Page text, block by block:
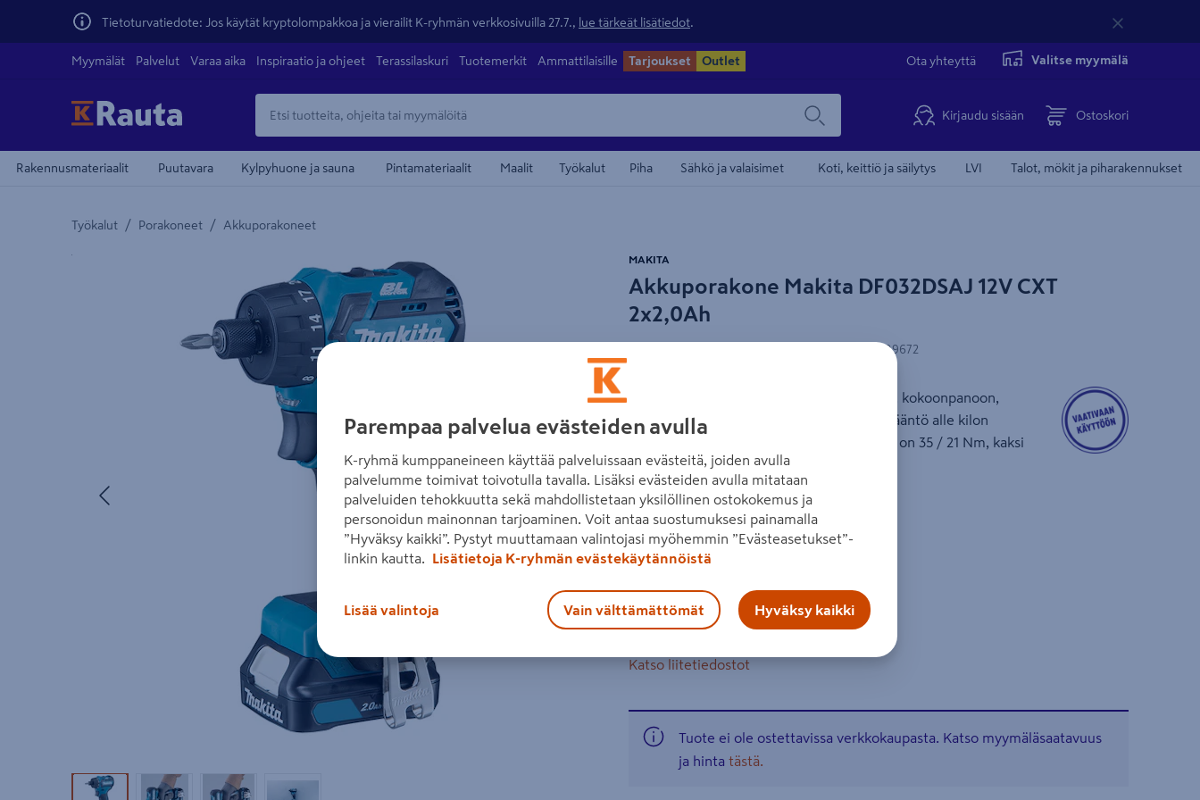
Tietoturvatiedote: Jos käytät kryptolompakkoa ja vierailit K-ryhmän verkkosivuilla 27.7., lue tärkeät lisätiedot
Myymälät Palvelut Varaa aika Inspiraatio ja ohjeet Terassilaskuri Tuotemerkit Ammattilaisille Tarjoukset Outlet Ota yhteyttä Valitse myymälä
Kirjaudu sisään Ostoskori
Rakennusmateriaalit Puutavara Kylpyhuone ja sauna Pintamateriaalit Maalit Työkalut Piha Sähkö ja valaisimet Koti, keittiö ja säilytys LVI Talot, mökit ja piharakennukset
Työkalut / Porakoneet / Akkuporakoneet
Yksityiskohtainen kuvaus löytyy Tuotteen kuvaus -maamerkistä
Seuraava
Akkuporakone Makita DF032DSAJ 12V CXT
2x2,0Ah
MAKITA
88381809672
Kompakti hiiliharjaton ruuvinväännin esim. kokoonpanoon,
asentajille ja huoltomiehille. Uskomaton vääntö alle kilon
painoisesta kompaktista koneesta. Vääntö on 35 / 21 Nm, kaksi
vaihdetta. Mukan akut 2 x 2,0 Ah ja laturi.
vääntö 35 / 21 Nm
kierrosluku 0–450 / 0–1500 min⁻¹
pituus vain 124 mm
ruuvikärjen kiinnitys suoraan karaan
Katso liitetiedostot
Tuote ei ole ostettavissa verkkokaupasta. Katso myymäläsaatavuus
ja hinta tästä.
Parempaa palvelua evästeiden avulla
K-ryhmä kumppaneineen käyttää palveluissaan evästeitä, joiden avulla
palvelumme toimivat toivotulla tavalla. Lisäksi evästeiden avulla mitataan
palveluiden tehokkuutta sekä mahdollistetaan yksilöllinen ostokokemus ja
personoidun mainonnan tarjoaminen. Voit antaa suostumuksesi painamalla
”Hyväksy kaikki”. Pystyt muuttamaan valintojasi myöhemmin ”Evästeasetukset”-
linkin kautta.
Lisätietoja K-ryhmän evästekäytännöistä
Lisää valintoja Vain välttämättömät Hyväksy kaikki